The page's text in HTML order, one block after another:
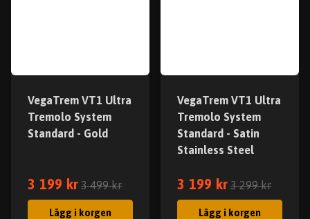
VegaTrem VT1 Ultra
Tremolo System
Standard - Gold
3 199 kr 3 499 kr
Lägg i korgen
VegaTrem VT1 Ultra
Tremolo System
Standard - Satin
Stainless Steel
3 199 kr 3 299 kr
Lägg i korgen